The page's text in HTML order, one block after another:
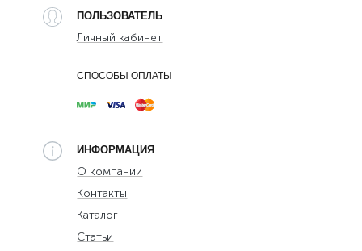
ПОЛЬЗОВАТЕЛЬ
Личный кабинет
СПОСОБЫ ОПЛАТЫ
ИНФОРМАЦИЯ
О компании
Контакты
Каталог
Статьи